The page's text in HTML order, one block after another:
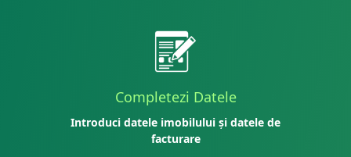
Completezi Datele
Introduci datele imobilului și datele de
facturare